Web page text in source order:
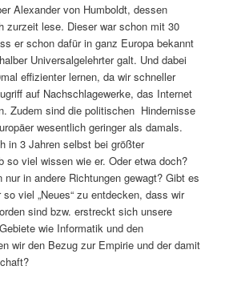
Alexander von Humboldt, dessen
zurzeit lese. Dieser war schon mit 30
er schon dafür in ganz Europa bekannt
Universalgelehrter galt. Und dabei
effizienter lernen, da wir schneller
auf Nachschlagewerke, das Internet
Zudem sind die politischen Hindernisse
wesentlich geringer als damals.
in 3 Jahren selbst bei größter
so viel wissen wie er. Oder etwa doch?
in andere Richtungen gewagt? Gibt es
viel „Neues“ zu entdecken, dass wir
sind bzw. erstreckt sich unsere
wie Informatik und den
wir den Bezug zur Empirie und der damit